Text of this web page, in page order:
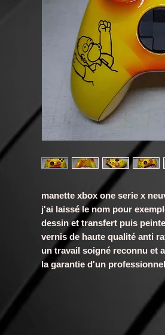
manette xbox one serie x
j'ai laissé le nom pour
dessin et transfert puis
vernis de haute qualité anti
un travail soigné reconnu et
la garantie d'un